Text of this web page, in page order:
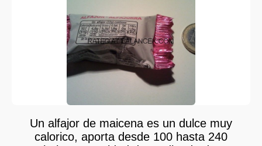
Un alfajor de maicena es un dulce muy
calorico, aporta desde 100 hasta 240